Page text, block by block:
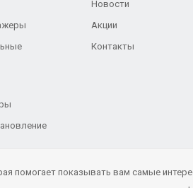
Новости
Акции
Контакты
помогает показывать вам самые